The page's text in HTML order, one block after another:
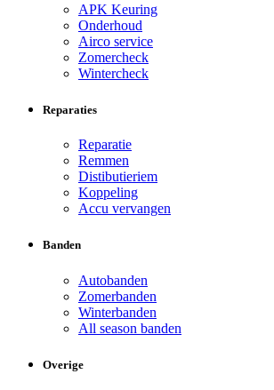
APK Keuring
Onderhoud
Airco service
Zomercheck
Wintercheck
Reparaties
Reparatie
Remmen
Distibutieriem
Koppeling
Accu vervangen
Banden
Autobanden
Zomerbanden
Winterbanden
All season banden
Overige